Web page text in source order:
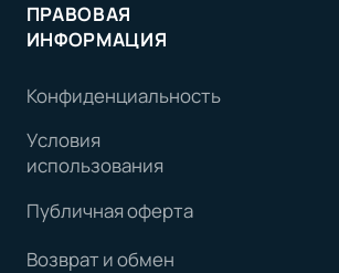
ПРАВОВАЯ
ИНФОРМАЦИЯ
Конфиденциальность
Условия
использования
Публичная оферта
Возврат и обмен